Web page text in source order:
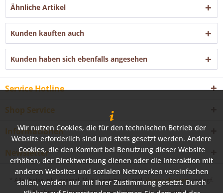
Ähnliche Artikel
Kunden kauften auch
Kunden haben sich ebenfalls angesehen
Service Hotline
Shop Service
Informationen
Newsletter
* Alle Preise inkl. gesetzl. Mehrwertsteuer zzgl.Versandkostenund ggf.
Wir nutzen Cookies, die für den technischen Betrieb der
Website erforderlich sind und stets gesetzt werden. Andere
Cookies, die den Komfort bei Benutzung dieser Website
erhöhen, der Direktwerbung dienen oder die Interaktion mit
anderen Websites und sozialen Netzwerken vereinfachen
sollen, werden nur mit Ihrer Zustimmung gesetzt. Durch